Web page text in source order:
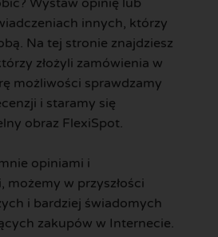
innych, którzy
Na tej stronie znajdziesz
złożyli zamówienia w
możliwości sprawdzamy
i staramy się
obraz FlexiSpot.
opiniami i
możemy w przyszłości
i bardziej świadomych
zakupów w Internecie.